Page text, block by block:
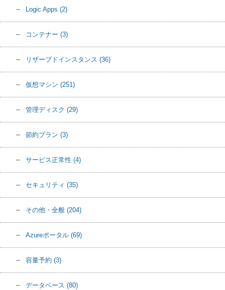
Logic Apps (2)
コンテナー (3)
リザーブドインスタンス (36)
仮想マシン (251)
管理ディスク (29)
節約プラン (3)
サービス正常性 (4)
セキュリティ (35)
その他・全般 (204)
Azureポータル (69)
容量予約 (3)
データベース (80)